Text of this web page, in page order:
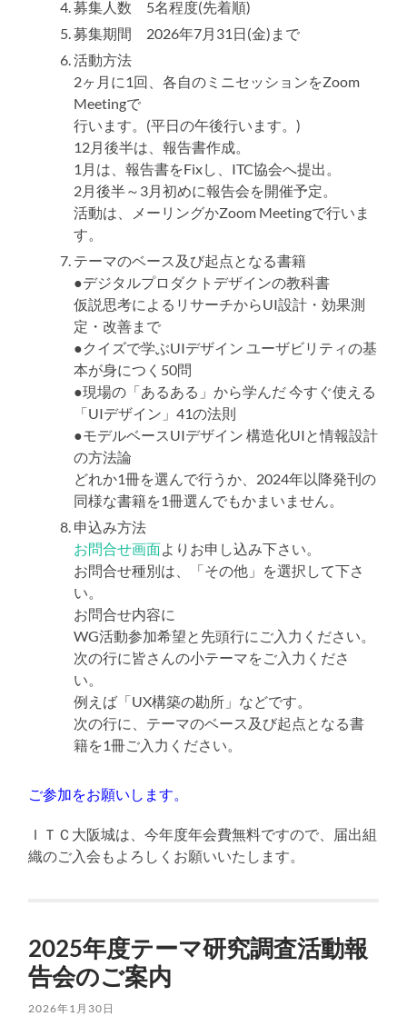
募集人数 5名程度(先着順)
募集期間 2026年7月31日(金)まで
活動方法
2ヶ月に1回、各自のミニセッションをZoom
Meetingで
行います。(平日の午後行います。)
12月後半は、報告書作成。
1月は、報告書をFixし、ITC協会へ提出。
2月後半～3月初めに報告会を開催予定。
活動は、メーリングかZoom Meetingで行いま
す。
テーマのベース及び起点となる書籍
●デジタルプロダクトデザインの教科書
仮説思考によるリサーチからUI設計・効果測
定・改善まで
●クイズで学ぶUIデザイン ユーザビリティの基
本が身につく50問
●現場の「あるある」から学んだ 今すぐ使える
「UIデザイン」41の法則
●モデルベースUIデザイン 構造化UIと情報設計
の方法論
どれか1冊を選んで行うか、2024年以降発刊の
同様な書籍を1冊選んでもかまいません。
申込み方法
お問合せ画面 よりお申し込み下さい。
お問合せ種別は、「その他」を選択して下さ
い。
お問合せ内容に
WG活動参加希望と先頭行にご入力ください。
次の行に皆さんの小テーマをご入力くださ
い。
例えば「UX構築の勘所」などです。
次の行に、テーマのベース及び起点となる書
籍を1冊ご入力ください。
ご参加をお願いします。
ＩＴＣ大阪城は、今年度年会費無料ですので、届出組
織のご入会もよろしくお願いいたします。
2025年度テーマ研究調査活動報
告会のご案内
2026年1月30日